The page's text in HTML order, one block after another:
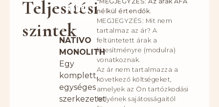
Teljesítési
szintek
NATIVO
MONOLITH
NATIVO
MONOLITH
Egy
komplett,
egységes
szerkezetet
nélkül értendők.
MEGJEGYZÉS: Mit nem
tartalmaz az ár? A
feltüntetett árak a
létesítményre (modulra)
vonatkoznak.
Az ár nem tartalmazza a
következő költségeket,
amelyek az Ön tartózkodási
helyének sajátosságaitól